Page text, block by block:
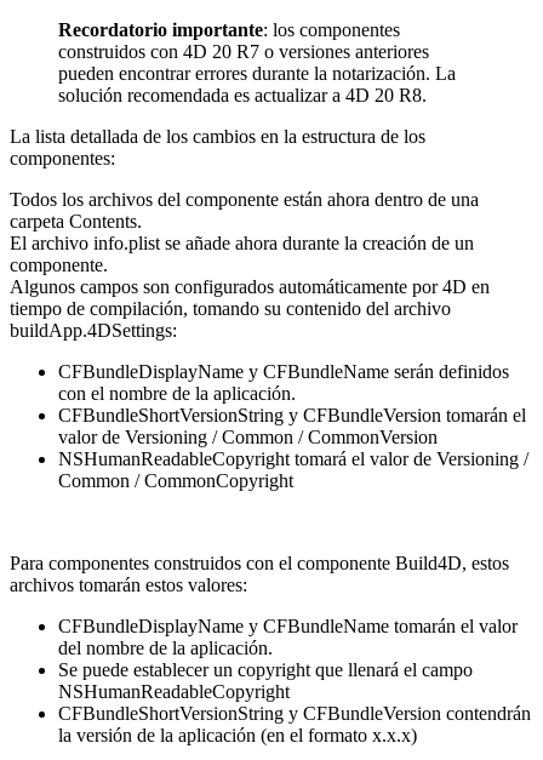
Recordatorio importante: los componentes
construidos con 4D 20 R7 o versiones anteriores
pueden encontrar errores durante la notarización. La
solución recomendada es actualizar a 4D 20 R8.
La lista detallada de los cambios en la estructura de los
componentes:
Todos los archivos del componente están ahora dentro de una
carpeta Contents.
El archivo info.plist se añade ahora durante la creación de un
componente.
Algunos campos son configurados automáticamente por 4D en
tiempo de compilación, tomando su contenido del archivo
buildApp.4DSettings:
CFBundleDisplayName y CFBundleName serán definidos
con el nombre de la aplicación.
CFBundleShortVersionString y CFBundleVersion tomarán el
valor de Versioning / Common / CommonVersion
NSHumanReadableCopyright tomará el valor de Versioning /
Common / CommonCopyright
Para componentes construidos con el componente Build4D, estos
archivos tomarán estos valores:
CFBundleDisplayName y CFBundleName tomarán el valor
del nombre de la aplicación.
Se puede establecer un copyright que llenará el campo
NSHumanReadableCopyright
CFBundleShortVersionString y CFBundleVersion contendrán
la versión de la aplicación (en el formato x.x.x)